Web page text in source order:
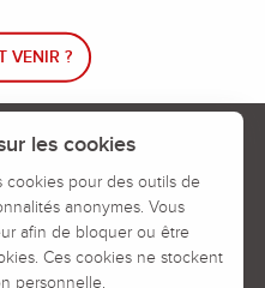
VENIR ?
chassés
sur un parcours
Mentions légales
les cookies
cookies pour des outils de
anonymes. Vous
afin de bloquer ou être
Ces cookies ne stockent
personnelle.